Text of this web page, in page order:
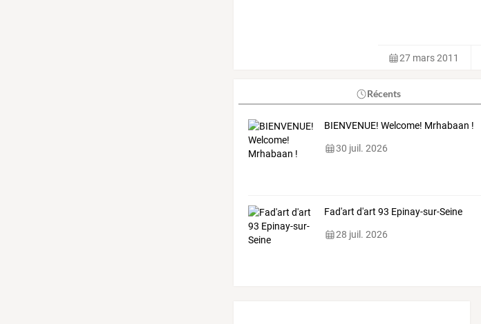
27 mars 2011
Récents
BIENVENUE! Welcome! Mrhabaan !
30 juil. 2026
Fad'art d'art 93 Epinay-sur-Seine
28 juil. 2026